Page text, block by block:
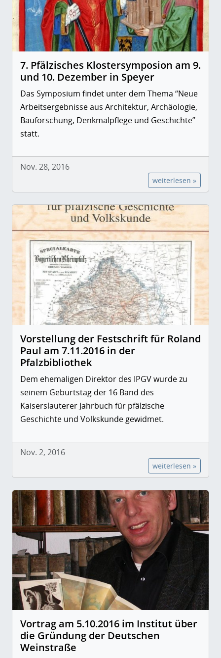
7. Pfälzisches Klostersymposion am 9.
und 10. Dezember in Speyer
Das Symposium findet unter dem Thema “Neue
Arbeitsergebnisse aus Architektur, Archäologie,
Bauforschung, Denkmalpflege und Geschichte”
statt.
Nov. 28, 2016
weiterlesen »
Vorstellung der Festschrift für Roland
Paul am 7.11.2016 in der
Pfalzbibliothek
Dem ehemaligen Direktor des IPGV wurde zu
seinem Geburtstag der 16 Band des
Kaiserslauterer Jahrbuch für pfälzische
Geschichte und Volkskunde gewidmet.
Nov. 2, 2016
weiterlesen »
Vortrag am 5.10.2016 im Institut über
die Gründung der Deutschen
Weinstraße